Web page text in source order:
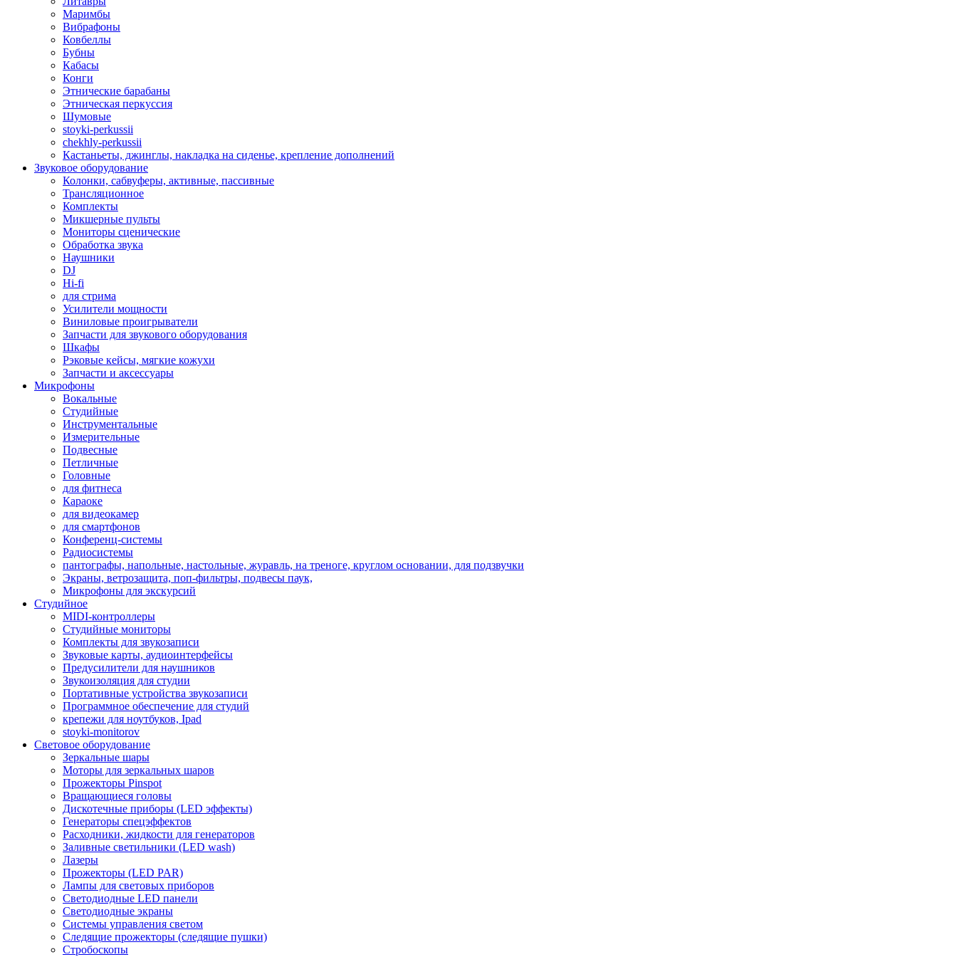
Маримбы
Вибрафоны
Ковбеллы
Бубны
Кабасы
Конги
Этнические барабаны
Этническая перкуссия
Шумовые
stoyki-perkussii
chekhly-perkussii
Кастаньеты, джинглы, накладка на сиденье, крепление дополнений
Звуковое оборудование
Колонки, сабвуферы, активные, пассивные
Трансляционное
Комплекты
Микшерные пульты
Мониторы сценические
Обработка звука
Наушники
DJ
Hi-fi
для стрима
Усилители мощности
Виниловые проигрыватели
Запчасти для звукового оборудования
Шкафы
Рэковые кейсы, мягкие кожухи
Запчасти и аксессуары
Микрофоны
Вокальные
Студийные
Инструментальные
Измерительные
Подвесные
Петличные
Головные
для фитнеса
Караоке
для видеокамер
для смартфонов
Конференц-системы
Радиосистемы
пантографы, напольные, настольные, журавль, на треноге, круглом основании, для подзвучки
Экраны, ветрозащита, поп-фильтры, подвесы паук,
Микрофоны для экскурсий
Студийное
MIDI-контроллеры
Студийные мониторы
Комплекты для звукозаписи
Звуковые карты, аудиоинтерфейсы
Предусилители для наушников
Звукоизоляция для студии
Портативные устройства звукозаписи
Программное обеспечение для студий
крепежи для ноутбуков, Ipad
stoyki-monitorov
Световое оборудование
Зеркальные шары
Моторы для зеркальных шаров
Прожекторы Pinspot
Вращающиеся головы
Дискотечные приборы (LED эффекты)
Генераторы спецэффектов
Расходники, жидкости для генераторов
Заливные светильники (LED wash)
Лазеры
Прожекторы (LED PAR)
Лампы для световых приборов
Светодиодные LED панели
Светодиодные экраны
Системы управления светом
Следящие прожекторы (следящие пушки)
Стробоскопы